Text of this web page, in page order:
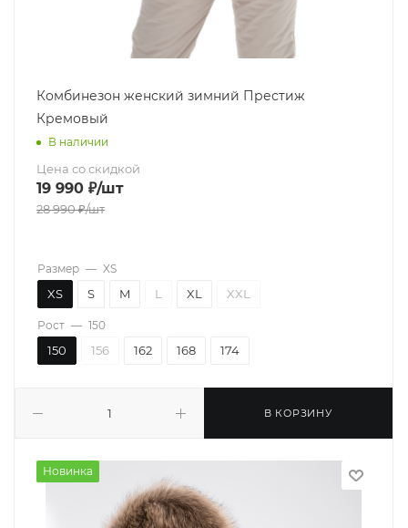
Комбинезон женский зимний Престиж
Кремовый
В наличии
Цена со скидкой
19 990 ₽/шт
28 990₽/шт
В КОРЗИНУ
Размер — XS
XS S M L XL XXL
Рост — 150
150 156 162 168 174
Новинка